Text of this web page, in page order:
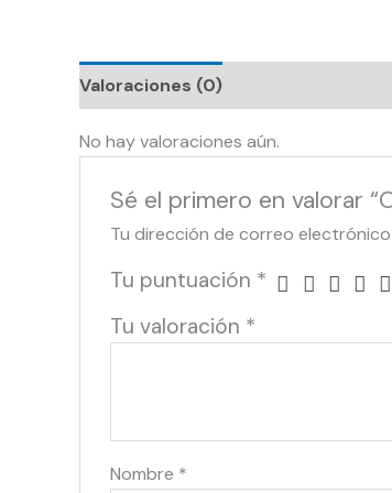
Valoraciones (0)
No hay valoraciones aún.
Sé el primero en valorar
Tu dirección de correo
Tu puntuación *
Tu valoración *
Nombre *